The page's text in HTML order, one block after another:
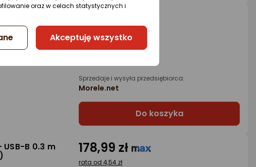
B 0.5 m
rata od 4,64 zł
Sprzedaje i wysyła przedsiębiorca:
Morele.net
Do koszyka
USB-B 0.3 m 178,99 zł
rata od 4,54 zł
oraz w celach statystycznych i
Akceptuję wszystko